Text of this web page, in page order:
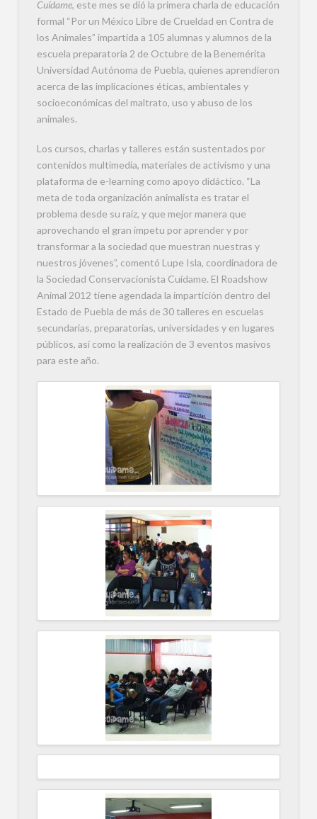
Cuídame, este mes se dió la primera charla de educación
formal “Por un México Libre de Crueldad en Contra de
los Animales” impartida a 105 alumnas y alumnos de la
escuela preparatoria 2 de Octubre de la Benemérita
Universidad Autónoma de Puebla, quienes aprendieron
acerca de las implicaciones éticas, ambientales y
socioeconómicas del maltrato, uso y abuso de los
animales.
Los cursos, charlas y talleres están sustentados por
contenidos multimedia, materiales de activismo y una
plataforma de e-learning como apoyo didáctico. “La
meta de toda organización animalista es tratar el
problema desde su raíz, y que mejor manera que
aprovechando el gran ímpetu por aprender y por
transformar a la sociedad que muestran nuestras y
nuestros jóvenes”, comentó Lupe Isla, coordinadora de
la Sociedad Conservacionista Cuídame. El Roadshow
Animal 2012 tiene agendada la impartición dentro del
Estado de Puebla de más de 30 talleres en escuelas
secundarias, preparatorias, universidades y en lugares
públicos, así como la realización de 3 eventos masivos
para este año.